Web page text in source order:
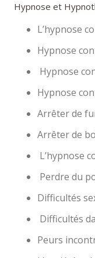
Hypnose et
L’hypnose
Hypnose
Hypnose
Hypnose
Arrêter de
Arrêter de
L’hypnose
Perdre du
Difficultés
Difficultés
Peurs